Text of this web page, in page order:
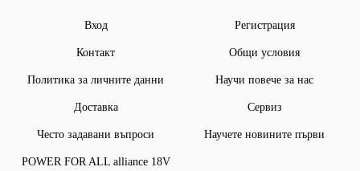
Вход Регистрация
Контакт Общи условия
Политика за личните данни Научи повече за нас
Доставка Сервиз
Често задавани въпроси Научете новините първи
POWER FOR ALL alliance 18V